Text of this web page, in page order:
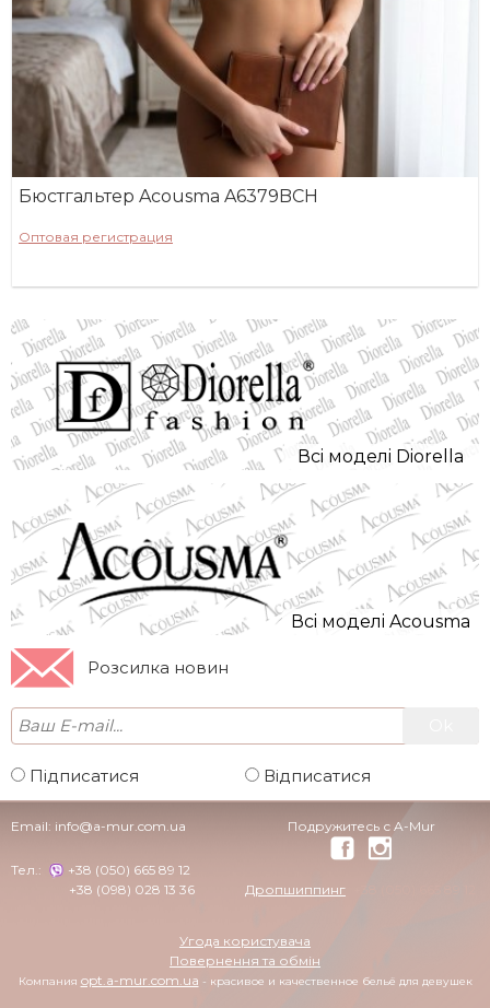
Бюстгальтер Acousma A6379BCH
Оптовая регистрация
Всi моделi Diorella
Всi моделi Acousma
Розсилка новин
Підписатися Відписатися
Email: info@a-mur.com.ua
Тел.:
+38 (050) 665 89 12
+38 (098) 028 13 36
Подружитесь с A-Mur
Дропшиппинг
Компания opt.a-mur.com.ua - красивое и качественное бельё для девушек
Угода користувача
Повернення та обмін